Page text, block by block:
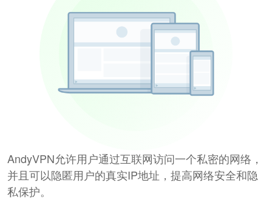
AndyVPN允许用户通过互联网访问一个私密的网络，
并且可以隐匿用户的真实IP地址，提高网络安全和隐
私保护。